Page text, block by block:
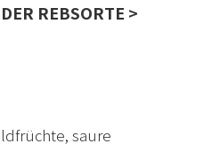
REBSORTE >
saure